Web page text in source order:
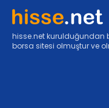
hisse.net kurulduğundan
borsa sitesi olmuştur ve